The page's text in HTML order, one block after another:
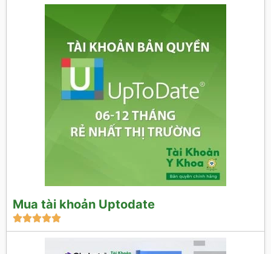
Mua tài khoản Uptodate
